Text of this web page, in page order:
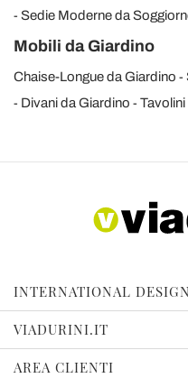
Sedie Moderne da
Mobili da Giardino
Chaise-Longue da Giardino
Divani da Giardino
INTERNATIONAL
VIADURINI.IT
AREA CLIENTI